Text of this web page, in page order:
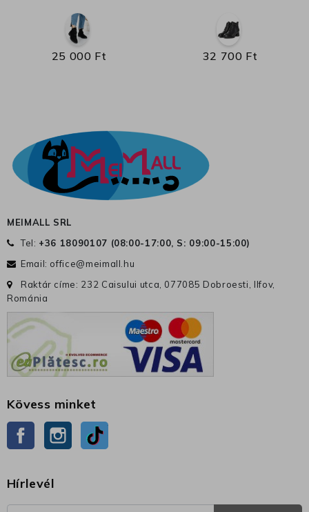
25 000 Ft 32 700 Ft
MEIMALL SRL
Tel: +36 18090107 (08:00-17:00, S: 09:00-15:00)
Email: office@meimall.hu
Raktár címe: 232 Caisului utca, 077085 Dobroesti, Ilfov,
Románia
Kövess minket
FacebookInstagram
Hírlevél